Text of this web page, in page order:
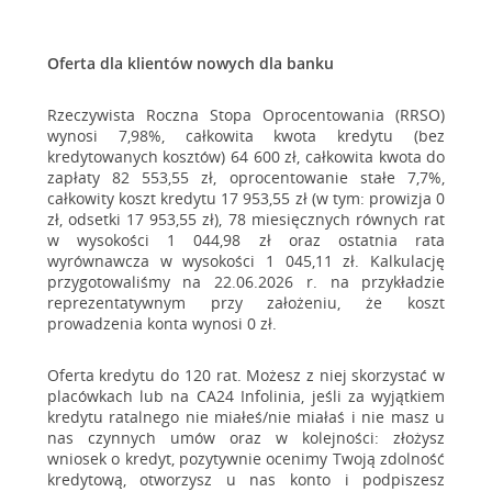
ma ukończone 21 lat oraz posiada pełną zdolność
przez Credit Agricole Bank Polska S.A.,
posiada zdolność kredytową.
Przejdź do pytania
swoim komputerze Adobe Acrobat
Jeśli nie, możesz go bezpłatnie pobrać ze
strony producenta .
Otwórz mejl, który wysłaliśmy do Ciebie z
adresu:
Status-wniosku@credit-agricole.pldla
kredytu ratalnego,
Umowy_CA24@credit-agricole.pl
dla
kredytu gotówkowego, konsolidacyjnego
i karty kredytowej.
Zapisz załącznik na komputerze np. na
Oferta dla klientów nowych dla banku
Rzeczywista Roczna Stopa Oprocentowania (RRSO)
wynosi 7,98%, całkowita kwota kredytu (bez
kredytowanych kosztów) 64 600 zł, całkowita kwota do
zapłaty 82 553,55 zł, oprocentowanie stałe 7,7%,
całkowity koszt kredytu 17 953,55 zł (w tym: prowizja 0
zł, odsetki 17 953,55 zł), 78 miesięcznych równych rat
w wysokości 1 044,98 zł oraz ostatnia rata
wyrównawcza w wysokości 1 045,11 zł. Kalkulację
przygotowaliśmy na 22.06.2026 r. na przykładzie
reprezentatywnym przy założeniu, że koszt
prowadzenia konta wynosi 0 zł.
Oferta kredytu do 120 rat. Możesz z niej skorzystać w
placówkach lub na CA24 Infolinia, jeśli za wyjątkiem
kredytu ratalnego nie miałeś/nie miałaś i nie masz u
nas czynnych umów oraz w kolejności: złożysz
wniosek o kredyt, pozytywnie ocenimy Twoją zdolność
kredytową, otworzysz u nas konto i podpiszesz